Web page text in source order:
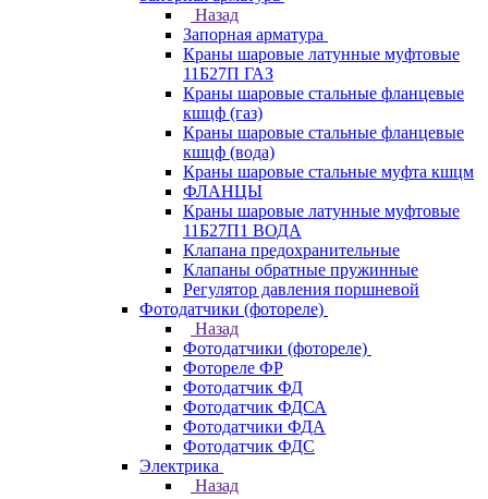
Назад
Запорная арматура
Краны шаровые латунные муфтовые
11Б27П ГАЗ
Краны шаровые стальные фланцевые
кшцф (газ)
Краны шаровые стальные фланцевые
кшцф (вода)
Краны шаровые стальные муфта кшцм
ФЛАНЦЫ
Краны шаровые латунные муфтовые
11Б27П1 ВОДА
Клапана предохранительные
Клапаны обратные пружинные
Регулятор давления поршневой
Фотодатчики (фотореле)
Назад
Фотодатчики (фотореле)
Фотореле ФР
Фотодатчик ФД
Фотодатчик ФДСА
Фотодатчики ФДА
Фотодатчик ФДС
Электрика
Назад